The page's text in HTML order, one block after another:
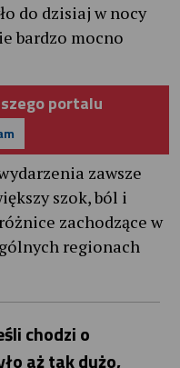
do dzisiaj w nocy
bardzo mocno
portalu
zawsze
szok, ból i
zachodzące w
regionach
chodzi o
aż tak dużo,